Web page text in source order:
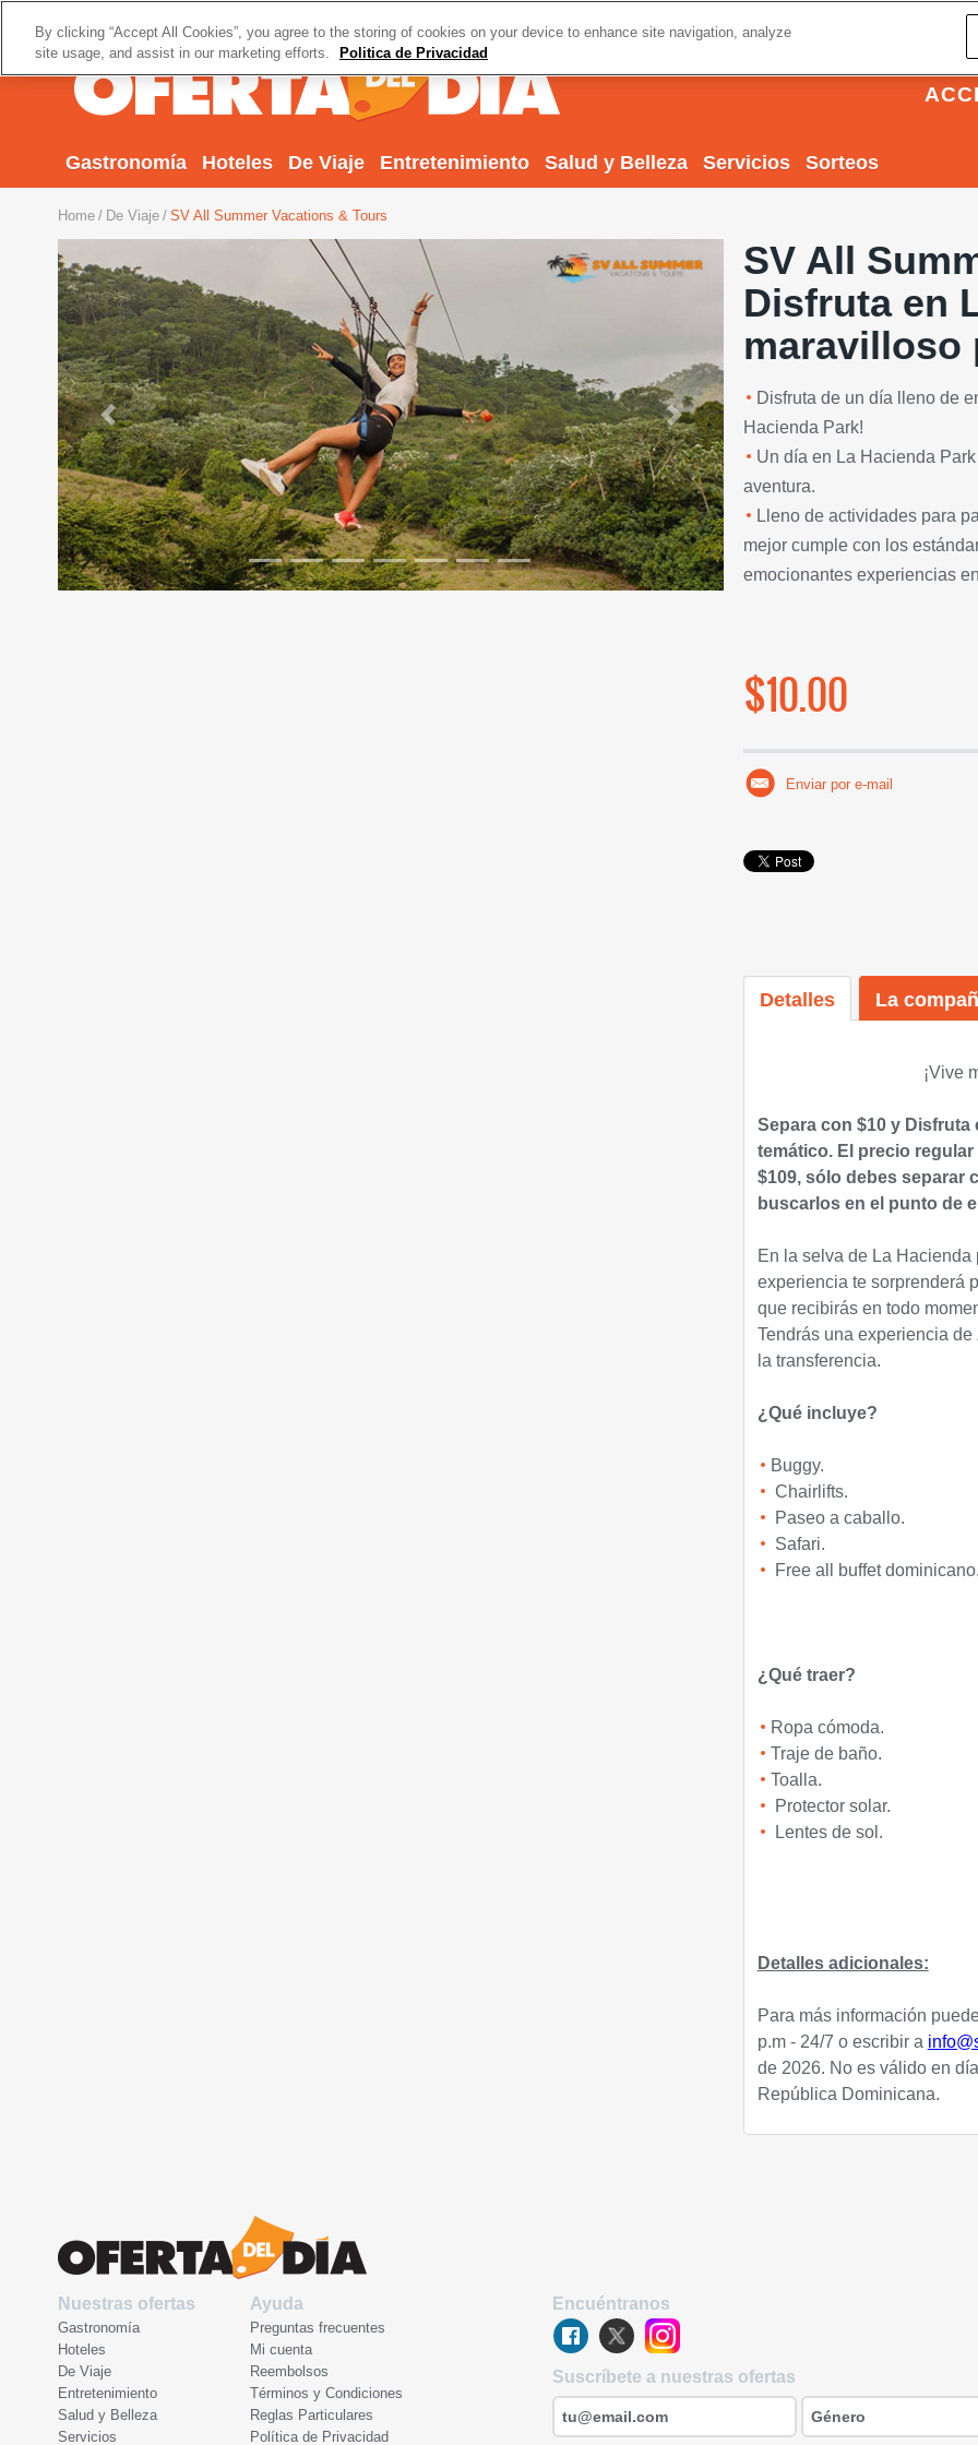
Gastronomía Hoteles De Viaje Entretenimiento Salud y Belleza Servicios Sorteos
Home De Viaje SV All Summer Vacations & Tours
Previous Next
SV All
Disfruta en
maravilloso
Disfruta de un día lleno de
Hacienda Park!
Un día en La Hacienda
aventura.
Lleno de actividades para
mejor cumple con los
emocionantes experiencias
$10.00
Enviar por e-mail
Detalles La
¡Vive
Separa con $10 y Disfruta
temático. El precio
$109, sólo debes separar
buscarlos en el punto de
En la selva de La Hacienda
experiencia te sorprenderá
que recibirás en todo
Tendrás una experiencia
la transferencia.
¿Qué incluye?
Buggy.
Chairlifts.
Paseo a caballo.
Safari.
Free all buffet
¿Qué traer?
Ropa cómoda.
Traje de baño.
Toalla.
Protector solar.
Lentes de sol.
Detalles adicionales:
Para más información
p.m - 24/7 o escribir a
de 2026. No es válido en
República Dominicana.
Nuestras ofertas
Gastronomía
Hoteles
De Viaje
Entretenimiento
Salud y Belleza
Servicios
Ayuda
Preguntas frecuentes
Mi cuenta
Reembolsos
Términos y Condiciones
Reglas Particulares
Política de Privacidad
Encuéntranos
Suscríbete a nuestras ofertas
By clicking “Accept All Cookies”, you agree to the storing of cookies on your device to enhance site navigation, analyze
site usage, and assist in our marketing efforts.
Politica de Privacidad